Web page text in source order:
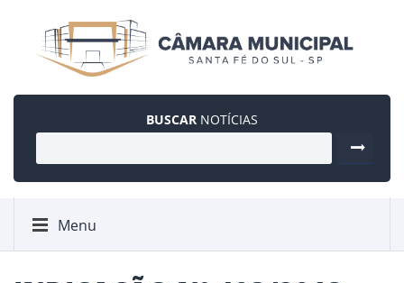
BUSCAR NOTÍCIAS
Menu